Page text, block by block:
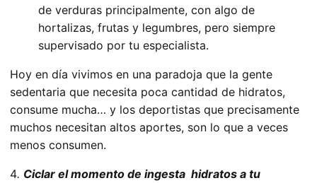
de verduras principalmente, con algo de
hortalizas, frutas y legumbres, pero siempre
supervisado por tu especialista.
Hoy en día vivimos en una paradoja que la gente
sedentaria que necesita poca cantidad de hidratos,
consume mucha… y los deportistas que precisamente
muchos necesitan altos aportes, son lo que a veces
menos consumen.
4. Ciclar el momento de ingesta hidratos a tu